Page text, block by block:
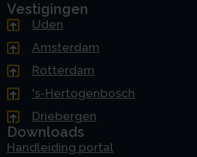
Vestigingen
Uden
Amsterdam
Rotterdam
's-Hertogenbosch
Driebergen
Downloads
Handleiding portal